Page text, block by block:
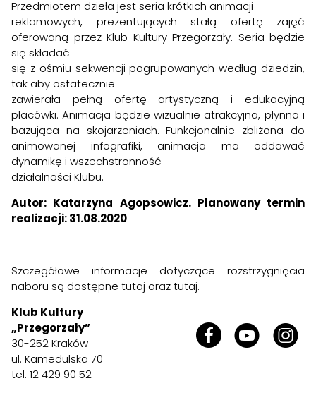
Przedmiotem dzieła jest seria krótkich animacji
reklamowych, prezentujących stałą ofertę zajęć
oferowaną przez Klub Kultury Przegorzały. Seria będzie
się składać
się z ośmiu sekwencji pogrupowanych według dziedzin,
tak aby ostatecznie
zawierała pełną ofertę artystyczną i edukacyjną
placówki. Animacja będzie wizualnie atrakcyjna, płynna i
bazująca na skojarzeniach. Funkcjonalnie zbliżona do
animowanej infografiki, animacja ma oddawać
dynamikę i wszechstronność
działalności Klubu.
Autor: Katarzyna Agopsowicz. Planowany termin
realizacji: 31.08.2020
Szczegółowe informacje dotyczące rozstrzygnięcia
naboru są dostępne tutaj oraztutaj.
Klub Kultury
„Przegorzały”
30-252 Kraków
ul. Kamedulska 70
tel: 12 429 90 52